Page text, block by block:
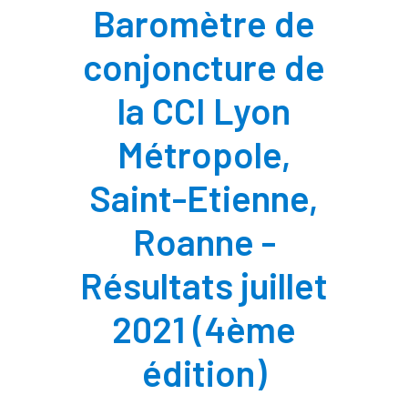
Baromètre de
conjoncture de
la CCI Lyon
Métropole,
Saint-Etienne,
Roanne -
Résultats juillet
2021 (4ème
édition)